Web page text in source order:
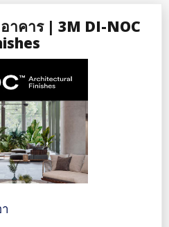
าคาร | 3M DI-NOC